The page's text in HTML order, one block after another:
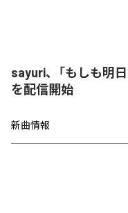
sayuri、「もしも明
を配信開始
新曲情報